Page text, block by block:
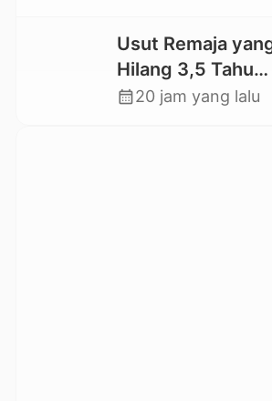
Jembatan
Usut Remaja
Hilang 3,5 Tahun
Lalu, Polres Toraja
calendar_month20 jam yang lalu